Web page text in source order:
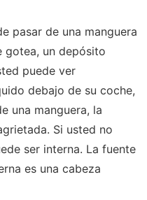
pasar de una manguera
gotea, un depósito
puede ver
debajo de su coche,
una manguera, la
Si usted no
ser interna. La fuente
es una cabeza